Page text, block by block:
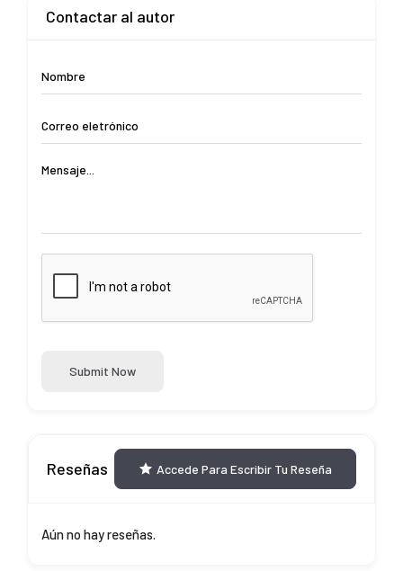
Contactar al autor
Submit Now
Reseñas Accede Para Escribir Tu Reseña
Aún no hay reseñas.